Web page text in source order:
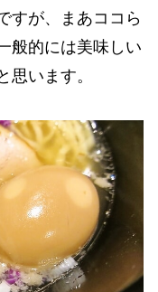
すが、まあココら
般的には美味しい
思います。